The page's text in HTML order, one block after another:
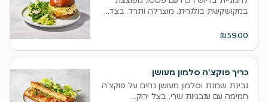
במקושקשת בולגרית, מוצרלה ותרד. בצד...
₪59.00
כריך פוקצ'ה סלמון מעושן
גבינת שמנת וסלמון מעושן נחים על פוקצ'ה
חמימה עם עגבניות שרי, בצל ירוק...